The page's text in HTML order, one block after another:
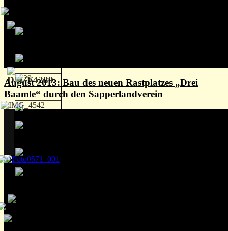
August 2013: Bau des neuen Rastplatzes „Drei
Baamle“ durch den Sapperlandverein